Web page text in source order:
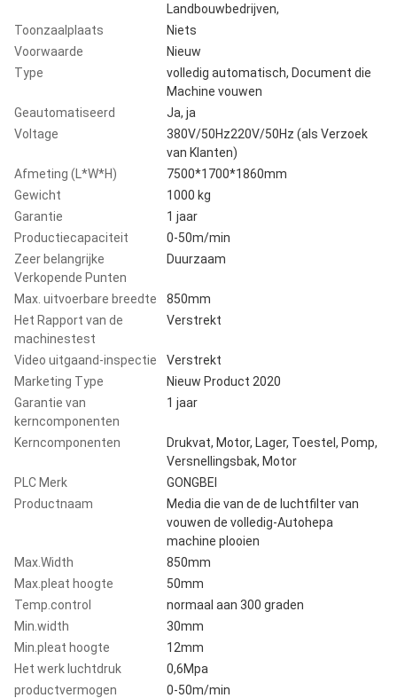
Landbouwbedrijven,
Toonzaalplaats
Niets
Voorwaarde
Nieuw
Type
volledig automatisch, Document die
Machine vouwen
Geautomatiseerd
Ja, ja
Voltage
380V/50Hz220V/50Hz (als Verzoek
van Klanten)
Afmeting (L*W*H)
7500*1700*1860mm
Gewicht
1000 kg
Garantie
1 jaar
Productiecapaciteit
0-50m/min
Zeer belangrijke
Verkopende Punten
Duurzaam
Max. uitvoerbare breedte
850mm
Het Rapport van de
machinestest
Verstrekt
Video uitgaand-inspectie
Verstrekt
Marketing Type
Nieuw Product 2020
Garantie van
kerncomponenten
1 jaar
Kerncomponenten
Drukvat, Motor, Lager, Toestel, Pomp,
Versnellingsbak, Motor
PLC Merk
GONGBEI
Productnaam
Media die van de de luchtfilter van
vouwen de volledig-Autohepa
machine plooien
Max.Width
850mm
Max.pleat hoogte
50mm
Temp.control
normaal aan 300 graden
Min.width
30mm
Min.pleat hoogte
12mm
Het werk luchtdruk
0,6Mpa
productvermogen
0-50m/min